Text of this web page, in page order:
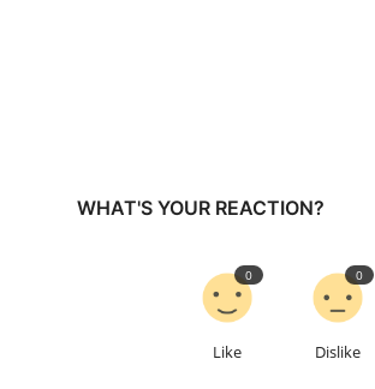
WHAT'S YOUR REACTION?
Like
0
Dislike
0